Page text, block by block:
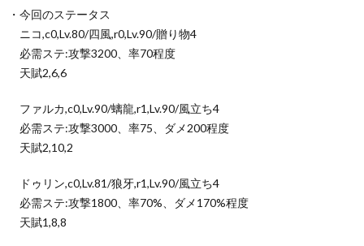
・今回のステータス
ニコ,c0,Lv.80/四風,r0,Lv.90/贈り物4
必需ステ:攻撃3200、率70程度
天賦2,6,6
ファルカ,c0,Lv.90/螭龍,r1,Lv.90/風立ち4
必需ステ:攻撃3000、率75、ダメ200程度
天賦2,10,2
ドゥリン,c0,Lv.81/狼牙,r1,Lv.90/風立ち4
必需ステ:攻撃1800、率70%、ダメ170%程度
天賦1,8,8